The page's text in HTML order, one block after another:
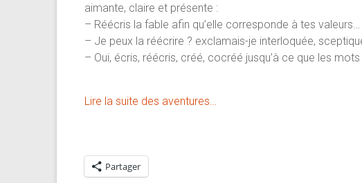
aimante, claire et présente :
– Réécris la fable afin qu’elle corresponde à tes valeurs…
– Je peux la réécrire ? exclamais-je interloquée,
– Oui, écris, réécris, créé, cocréé jusqu’à ce que les
Lire la suite des aventures…
Partager